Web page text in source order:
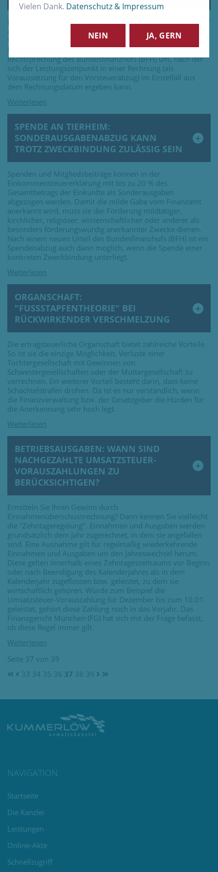
Das Bundesfinanzministerium (BMF) hat sich im Hinblick auf
den Vorsteuerabzug des Leistungsempfängers zu den
Voraussetzungen einer ordnungsgemäßen
Rechnungsstellung geäußert. Damit setzt das BMF die
Rechtsprechung des Bundesfinanzhofs (BFH) um, nach der
sich der Leistungszeitpunkt in einer Rechnung (als
Voraussetzung für den Vorsteuerabzug) im Einzelfall aus
dem Rechnungsdatum ergeben kann.
SPENDE AN TIERHEIM:
SONDERAUSGABENABZUG KANN
TROTZ ZWECKBINDUNG ZULÄSSIG SEIN
Spenden und Mitgliedsbeiträge können in der
Einkommensteuererklärung mit bis zu 20 % des
Gesamtbetrags der Einkünfte als Sonderausgaben
abgezogen werden. Damit die milde Gabe vom Finanzamt
anerkannt wird, muss sie der Förderung mildtätiger,
kirchlicher, religiöser, wissenschaftlicher oder anderer als
besonders förderungswürdig anerkannter Zwecke dienen.
Nach einem neuen Urteil des Bundesfinanzhofs (BFH) ist ein
Spendenabzug auch dann möglich, wenn die Spende einer
konkreten Zweckbindung unterliegt.
ORGANSCHAFT:
"FUSSSTAPFENTHEORIE" BEI R
ÜCKWIRKENDER VERSCHMELZUNG
Die ertragsteuerliche Organschaft bietet zahlreiche Vorteile.
So ist sie die einzige Möglichkeit, Verluste einer
Tochtergesellschaft mit Gewinnen von
Schwestergesellschaften oder der Muttergesellschaft zu
verrechnen. Ein weiterer Vorteil besteht darin, dass keine
Schachtelstrafen drohen. Da ist es nur verständlich, wenn
die Finanzverwaltung bzw. der Gesetzgeber die Hürden für
die Anerkennung sehr hoch legt.
BETRIEBSAUSGABEN: WANN SIND
NACHGEZAHLTE UMSATZSTEUER-
VORAUSZAHLUNGEN ZU
BERÜCKSICHTIGEN?
Ermitteln Sie Ihren Gewinn durch
Einnahmenüberschussrechnung? Dann kennen Sie vielleicht
die "Zehntageregelung". Einnahmen und Ausgaben werden
grundsätzlich dem Jahr zugerechnet, in dem sie angefallen
sind. Eine Ausnahme gilt für regelmäßig wiederkehrende
Einnahmen und Ausgaben um den Jahreswechsel herum.
Diese gelten innerhalb eines Zehntageszeitraums vor Beginn
oder nach Beendigung des Kalenderjahres als in dem
Kalenderjahr zugeflossen bzw. geleistet, zu dem sie
wirtschaftlich gehören. Wurde zum Beispiel die
Umsatzsteuer-Vorauszahlung für Dezember bis zum 10.01.
geleistet, gehört diese Zahlung noch in das Vorjahr. Das
Finanzgericht München (FG) hat sich mit der Frage befasst,
ob diese Regel immer gilt.
Seite 37 von 39
33 34 35 36 37 38 39
NAVIGATION
Navigation
Startseite
Die Kanzlei
Leistungen
Online-Akte
Schnellzugriff
Vielen Dank. Datenschutz & Impressum
NEIN JA, GERN